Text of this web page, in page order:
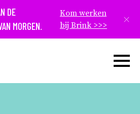
DE
MORGEN.
Kom werken
bij Brink >>>
Open